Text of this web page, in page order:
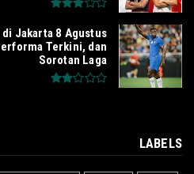
Jakarta 8 Agustus
Terkini, dan
Sorotan Laga
LABELS